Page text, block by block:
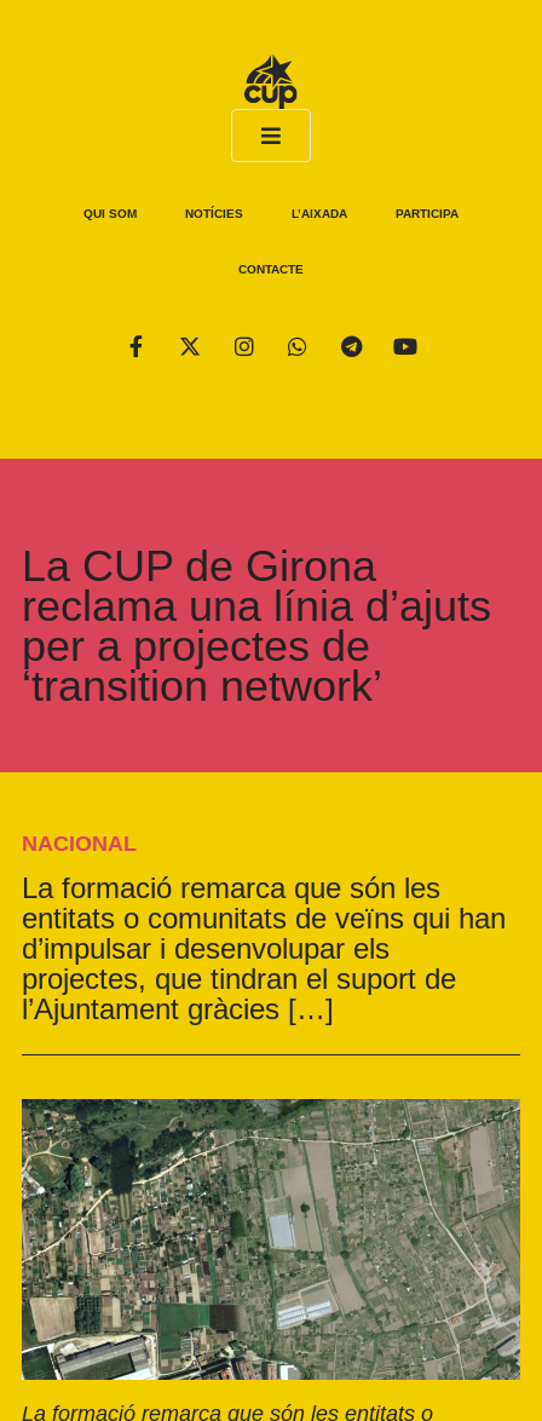
QUI SOM NOTÍCIES L’AIXADA PARTICIPA
CONTACTE
La CUP de Girona
reclama una línia d’ajuts
per a projectes de
‘transition network’
NACIONAL
La formació remarca que són les
entitats o comunitats de veïns qui han
d’impulsar i desenvolupar els
projectes, que tindran el suport de
l’Ajuntament gràcies […]
La formació remarca que són les entitats o